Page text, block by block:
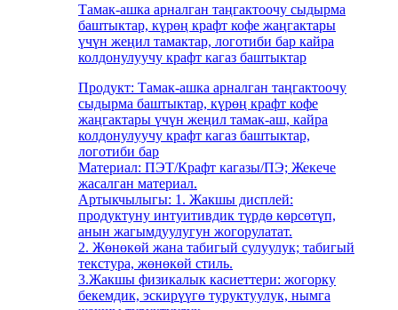
Тамак-ашка арналган таңгактоочу сыдырма
баштыктар, күрөң крафт кофе жаңгактары
үчүн жеңил тамактар, логотиби бар кайра
колдонулуучу крафт кагаз баштыктар
Продукт: Тамак-ашка арналган таңгактоочу
сыдырма баштыктар, күрөң крафт кофе
жаңгактары үчүн жеңил тамак-аш, кайра
колдонулуучу крафт кагаз баштыктар,
логотиби бар
Материал: ПЭТ/Крафт кагазы/ПЭ; Жекече
жасалган материал.
Артыкчылыгы: 1. Жакшы дисплей:
продуктуну интуитивдик түрдө көрсөтүп,
анын жагымдуулугун жогорулатат.
2. Жөнөкөй жана табигый сулуулук; табигый
текстура, жөнөкөй стиль.
3.Жакшы физикалык касиеттери: жогорку
бекемдик, эскирүүгө туруктуулук, нымга